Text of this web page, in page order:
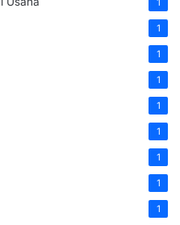
1
1
1
1
1
1
1
1
1